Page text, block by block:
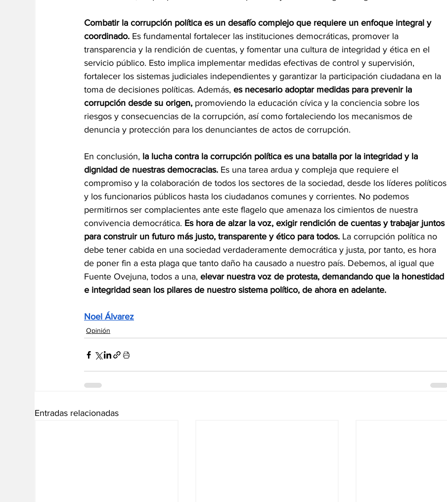
Combatir la corrupción política es un desafío complejo que requiere un enfoque integral y
coordinado. Es fundamental fortalecer las instituciones democráticas, promover la
transparencia y la rendición de cuentas, y fomentar una cultura de integridad y ética en el
servicio público. Esto implica implementar medidas efectivas de control y supervisión,
fortalecer los sistemas judiciales independientes y garantizar la participación ciudadana en la
toma de decisiones políticas. Además, es necesario adoptar medidas para prevenir la
corrupción desde su origen, promoviendo la educación cívica y la conciencia sobre los
riesgos y consecuencias de la corrupción, así como fortaleciendo los mecanismos de
denuncia y protección para los denunciantes de actos de corrupción.
En conclusión, la lucha contra la corrupción política es una batalla por la integridad y la
dignidad de nuestras democracias. Es una tarea ardua y compleja que requiere el
compromiso y la colaboración de todos los sectores de la sociedad, desde los líderes políticos
y los funcionarios públicos hasta los ciudadanos comunes y corrientes. No podemos
permitirnos ser complacientes ante este flagelo que amenaza los cimientos de nuestra
convivencia democrática. Es hora de alzar la voz, exigir rendición de cuentas y trabajar juntos
para construir un futuro más justo, transparente y ético para todos. La corrupción política no
debe tener cabida en una sociedad verdaderamente democrática y justa, por tanto, es hora
de poner fin a esta plaga que tanto daño ha causado a nuestro país. Debemos, al igual que
Fuente Ovejuna, todos a una, elevar nuestra voz de protesta, demandando que la honestidad
e integridad sean los pilares de nuestro sistema político, de ahora en adelante.
Noel Álvarez
Opinión
Entradas relacionadas